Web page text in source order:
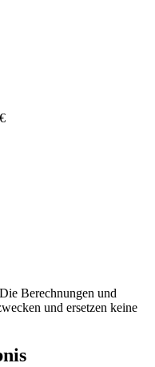
Berechnungen und
und ersetzen keine